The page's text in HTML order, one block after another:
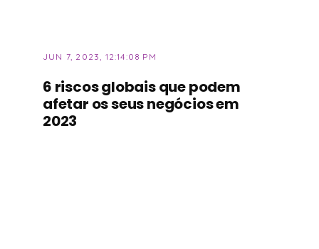
JUN 7, 2023, 12:14:08 PM
6 riscos globais que podem
afetar os seus negócios em
2023